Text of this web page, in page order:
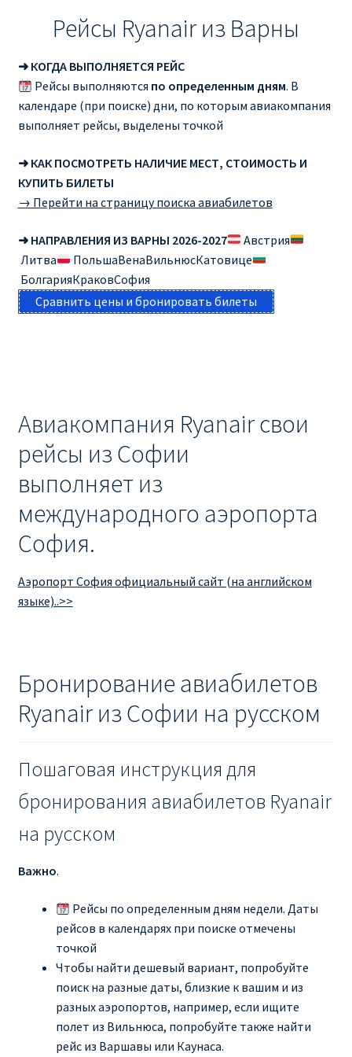
Рейсы Ryanair из Варны
➜ КОГДА ВЫПОЛНЯЕТСЯ РЕЙС
Рейсы выполняются по определенным дням. В
календаре (при поиске) дни, по которым авиакомпания
выполняет рейсы, выделены точкой
➜ КАК ПОСМОТРЕТЬ НАЛИЧИЕ МЕСТ, СТОИМОСТЬ И
КУПИТЬ БИЛЕТЫ
→ Перейти на страницу поиска авиабилетов
➜ НАПРАВЛЕНИЯ ИЗ ВАРНЫ 2026-2027
Австрия
Литва
ПольшаВенаВильнюсКатовице
БолгарияКраковСофия
Сравнить цены и бронировать билеты
Авиакомпания Ryanair свои
рейсы из Софии
выполняет из
международного аэропорта
София.
Аэропорт София официальный сайт (на английском
языке)..>>
Бронирование авиабилетов
Ryanair из Софии на русском
Пошаговая инструкция для
бронирования авиабилетов Ryanair
на русском
Важно.
Рейсы по определенным дням недели. Даты
рейсов в календарях при поиске отмечены
точкой
Чтобы найти дешевый вариант, попробуйте
поиск на разные даты, близкие к вашим и из
разных аэропортов, например, если ищите
полет из Вильнюса, попробуйте также найти
рейс из Варшавы или Каунаса.